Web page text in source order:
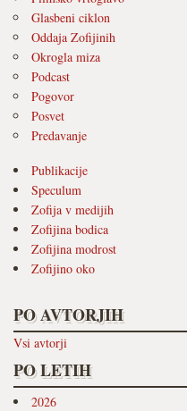
Glasbeni ciklon
Oddaja Zofijinih
Okrogla miza
Podcast
Pogovor
Posvet
Predavanje
Publikacije
Speculum
Zofija v medijih
Zofijina bodica
Zofijina modrost
Zofijino oko
PO AVTORJIH
Vsi avtorji
PO LETIH
2026